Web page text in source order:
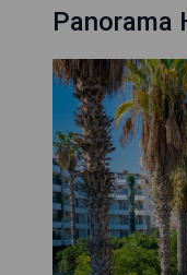
Panorama